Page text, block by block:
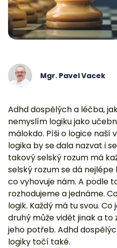
Mgr. Pavel Vacek
Adhd dospělých a léčba,
nemyslím logiku jako
málokdo. Píši o logice naší
logika by se dala nazvat i
takový selský rozum má
selský rozum se dá
co vyhovuje nám. A podle
rozhodujeme a jednáme.
logik. Každý má tu svou.
druhý může vidět jinak a to
jeho potřeb. Adhd
logiky točí také.